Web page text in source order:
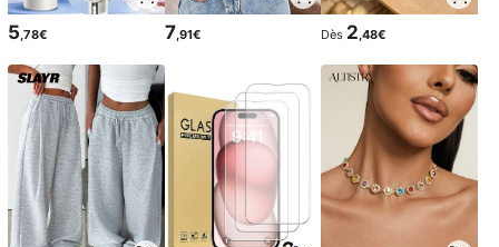
5,78€ 7,91€ Dès 2,48€